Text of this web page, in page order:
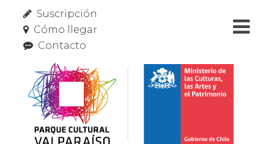
Suscripción
Cómo llegar
Contacto